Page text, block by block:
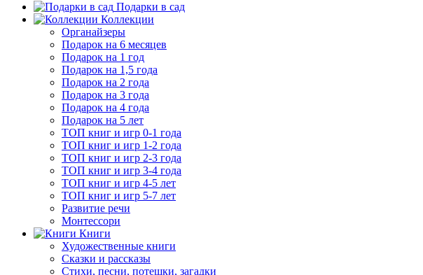
Подарки в сад
Коллекции
Органайзеры
Подарок на 6 месяцев
Подарок на 1 год
Подарок на 1,5 года
Подарок на 2 года
Подарок на 3 года
Подарок на 4 года
Подарок на 5 лет
ТОП книг и игр 0-1 года
ТОП книг и игр 1-2 года
ТОП книг и игр 2-3 года
ТОП книг и игр 3-4 года
ТОП книг и игр 4-5 лет
ТОП книг и игр 5-7 лет
Развитие речи
Монтессори
Книги
Художественные книги
Сказки и рассказы
Стихи, песни, потешки, загадки